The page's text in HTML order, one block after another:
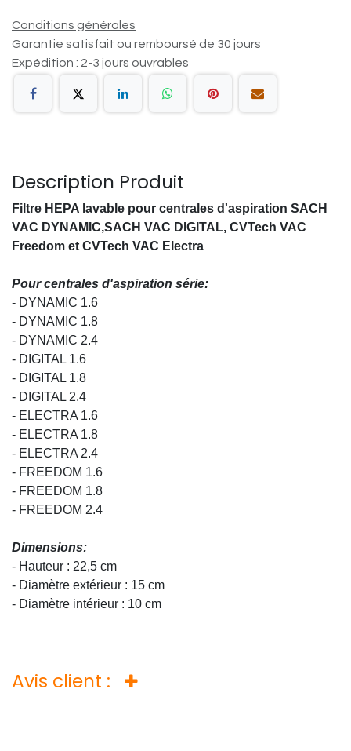
Conditions générales
Garantie satisfait ou remboursé de 30 jours
Expédition : 2-3 jours ouvrables
Description Produit
Filtre HEPA lavable pour centrales d'aspiration SACH
VAC DYNAMIC,SACH VAC DIGITAL, CVTech VAC
Freedom et CVTech VAC Electra
Pour centrales d'aspiration série:
- DYNAMIC 1.6
- DYNAMIC 1.8
- DYNAMIC 2.4
- DIGITAL 1.6
- DIGITAL 1.8
- DIGITAL 2.4
- ELECTRA 1.6
- ELECTRA 1.8
- ELECTRA 2.4
- FREEDOM 1.6
- FREEDOM 1.8
- FREEDOM 2.4
Dimensions:
- Hauteur : 22,5 cm
- Diamètre extérieur : 15 cm
- Diamètre intérieur : 10 cm
Avis client :